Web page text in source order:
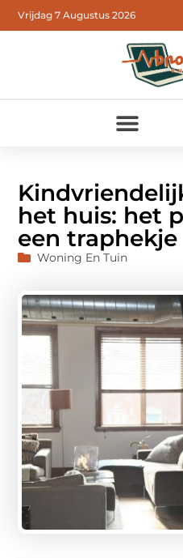
Vrijdag 7 Augustus 2026
het huis: het
een traphekje
Woning En Tuin